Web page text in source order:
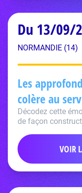
Du 13/09/
NORMANDIE (14)
Les
colère au
Décodez cette
de façon
VOIR